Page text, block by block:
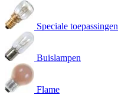
Speciale toepassingen
Buislampen
Flame